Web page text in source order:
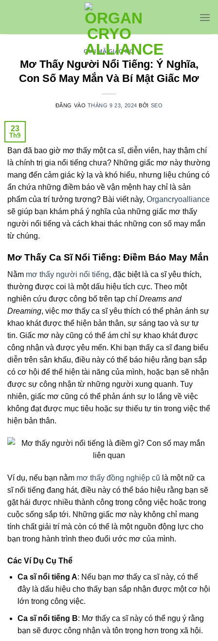
GIẢI MÃ GIẤC MƠ
Mơ Thấy Người Nổi Tiếng: Ý Nghĩa,
Con Số May Mắn Và Bí Mật Giấc Mơ
ĐĂNG VÀO THÁNG 9 23, 2024 BỞI SEO
23
Th9
Bạn đã bao giờ mơ thấy một ca sĩ, diễn viên, hay thậm chí
là chính trị gia nổi tiếng chưa? Những giấc mơ này thường
mang đến cảm giác kỳ lạ và khó hiểu, nhưng liệu chúng có
ẩn chứa những điềm báo về vận mệnh hay chỉ là sản
phẩm của trí tưởng tượng? Bài viết này, Organcryoalliance
sẽ giúp bạn khám phá ý nghĩa của những giấc mơ thấy
người nổi tiếng và cách khai thác những con số may mắn
từ chúng.
Mơ Thấy Ca Sĩ Nổi Tiếng: Điềm Báo May Mắn
Nằm mơ thấy người nổi tiếng, đặc biệt là ca sĩ yêu thích,
thường được coi là một dấu hiệu tích cực. Theo một
nghiên cứu được công bố trên tạp chí Dreams and
Dreaming, việc mơ thấy ca sĩ yêu thích có thể phản ánh sự
khao khát được thể hiện bản thân, sự sáng tạo và sự tự
tin. Giấc mơ này cũng có thể ám chỉ sự khao khát được
công nhận và được yêu mến. Khi bạn thấy ca sĩ đang biểu
diễn trên sân khấu, điều này có thể báo hiệu rằng bạn sắp
có cơ hội để thể hiện tài năng của mình, hoặc bạn sẽ nhận
được sự công nhận từ những người xung quanh. Tuy
nhiên, giấc mơ cũng có thể phản ánh sự lo lắng về việc
không đạt được mục tiêu hoặc sự thiếu tự tin trong việc thể
hiện bản thân.
Ví dụ, nếu bạn nằm mơ thấy đồng nghiệp cũ là một nữ ca
sĩ nổi tiếng đang hát, điều này có thể báo hiệu rằng bạn sẽ
gặt hái được nhiều thành công trong công việc hoặc trong
cuộc sống sắp tới. Những giấc mơ này không chỉ mang
tính chất giải trí mà còn có thể là một nguồn động lực cho
bạn trong hành trình theo đuổi ước mơ của mình.
Các Ví Dụ Cụ Thể
Ca sĩ nổi tiếng A: Nếu bạn mơ thấy ca sĩ này, có thể
đây là dấu hiệu cho thấy bạn sắp nhận được một cơ hội
lớn trong công việc.
Ca sĩ nổi tiếng B: Mơ thấy ca sĩ này có thể ngụ ý rằng
bạn sẽ được công nhận và tôn trọng hơn trong xã hội.